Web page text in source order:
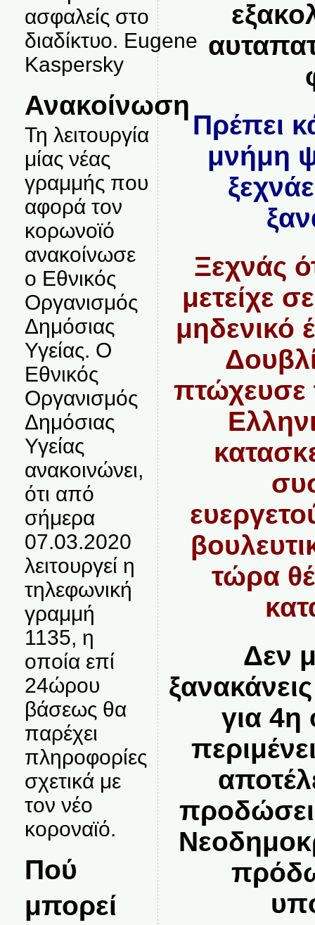
ασφαλείς στο
διαδίκτυο. Eugene
Kaspersky
Ανακοίνωση
Τη λειτουργία
μίας νέας
γραμμής που
αφορά τον
κορωνοϊό
ανακοίνωσε
ο Εθνικός
Οργανισμός
Δημόσιας
Υγείας. Ο
Εθνικός
Οργανισμός
Δημόσιας
Υγείας
ανακοινώνει,
ότι από
σήμερα
07.03.2020
λειτουργεί η
τηλεφωνική
γραμμή
1135, η
οποία επί
24ώρου
βάσεως θα
παρέχει
πληροφορίες
σχετικά με
τον νέο
κοροναϊό.
Πού
μπορεί
Πρέπει
μνήμη
Ξεχνάς
μετείχε
μηδενικό
τώρα
Δεν
για 4η
προδώσει